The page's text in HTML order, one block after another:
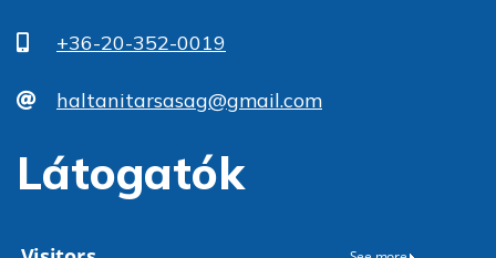
+36-20-352-0019
haltanitarsasag@gmail.com
Látogatók